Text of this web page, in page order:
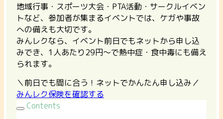
地域行事・スポーツ大会・PTA活動・サークルイベン
トなど、参加者が集まるイベントでは、ケガや事故
への備えも大切です。
みんレクなら、イベント前日でもネットから申し込
みでき、1人あたり29円〜で熱中症・食中毒にも備え
られます。
＼前日でも間に合う！ネットでかんたん申し込み／
みんレク保険を確認する
Contents